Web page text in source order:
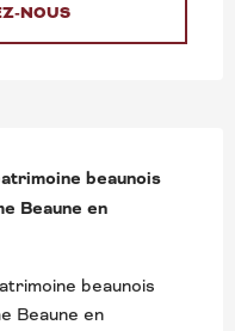
NOUS
beaunois
Beaune en
beaunois
Beaune en